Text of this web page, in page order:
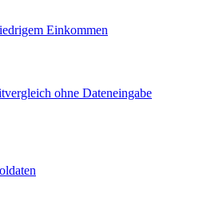
Einkommen
ohne Dateneingabe